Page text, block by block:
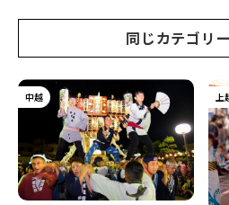
同じカテゴリ
中越 上